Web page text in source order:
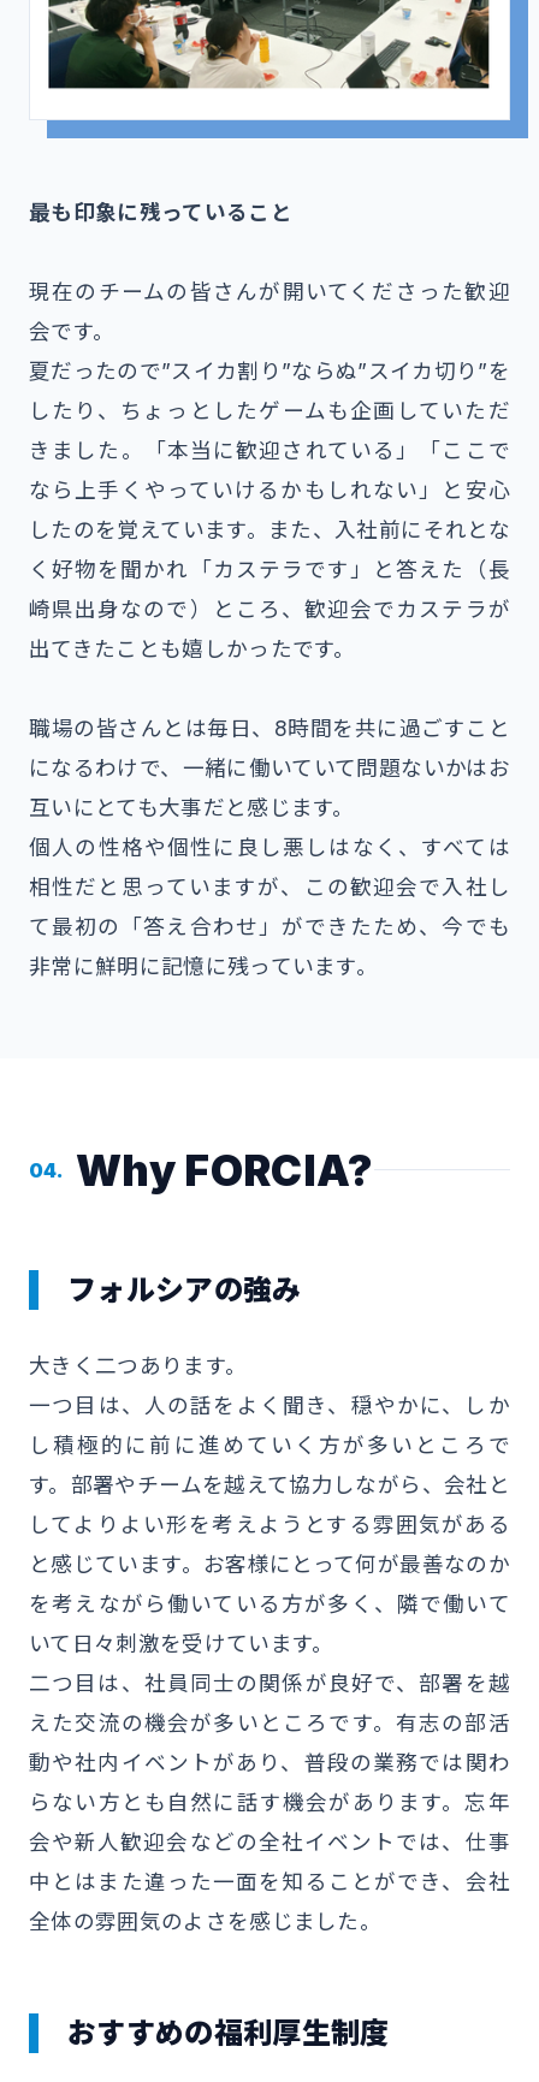
最も印象に残っていること
現在のチームの皆さんが開いてくださった歓迎
会です。
夏だったので”スイカ割り”ならぬ”スイカ切り”を
したり、ちょっとしたゲームも企画していただ
きました。「本当に歓迎されている」「ここで
なら上手くやっていけるかもしれない」と安心
したのを覚えています。また、入社前にそれとな
く好物を聞かれ「カステラです」と答えた（長
崎県出身なので）ところ、歓迎会でカステラが
出てきたことも嬉しかったです。
職場の皆さんとは毎日、8時間を共に過ごすこと
になるわけで、一緒に働いていて問題ないかはお
互いにとても大事だと感じます。
個人の性格や個性に良し悪しはなく、すべては
相性だと思っていますが、この歓迎会で入社し
て最初の「答え合わせ」ができたため、今でも
非常に鮮明に記憶に残っています。
04. Why FORCIA?
フォルシアの強み
大きく二つあります。
一つ目は、人の話をよく聞き、穏やかに、しか
し積極的に前に進めていく方が多いところで
す。部署やチームを越えて協力しながら、会社と
してよりよい形を考えようとする雰囲気がある
と感じています。お客様にとって何が最善なのか
を考えながら働いている方が多く、隣で働いて
いて日々刺激を受けています。
二つ目は、社員同士の関係が良好で、部署を越
えた交流の機会が多いところです。有志の部活
動や社内イベントがあり、普段の業務では関わ
らない方とも自然に話す機会があります。忘年
会や新人歓迎会などの全社イベントでは、仕事
中とはまた違った一面を知ることができ、会社
全体の雰囲気のよさを感じました。
おすすめの福利厚生制度